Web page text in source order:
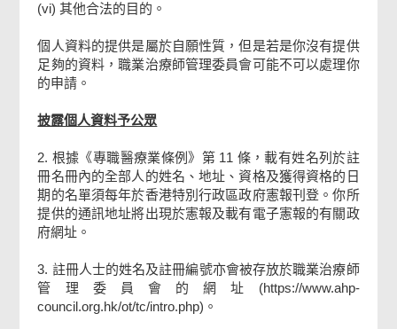
(vi) 其他合法的目的。
個人資料的提供是屬於自願性質，但是若是你沒有提供
足夠的資料，職業治療師管理委員會可能不可以處理你
的申請。
披露個人資料予公眾
2. 根據《專職醫療業條例》第 11 條，載有姓名列於註
冊名冊內的全部人的姓名、地址、資格及獲得資格的日
期的名單須每年於香港特別行政區政府憲報刊登。你所
提供的通訊地址將出現於憲報及載有電子憲報的有關政
府網址。
3. 註冊人士的姓名及註冊編號亦會被存放於職業治療師
管理委員會的網址(https://www.ahp-
council.org.hk/ot/tc/intro.php)。